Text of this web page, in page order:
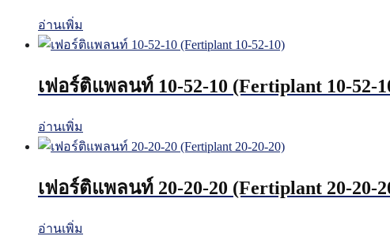
อ่านเพิ่ม
เฟอร์ติแพลนท์ 10-52-10 (Fertiplant 10-52-
อ่านเพิ่ม
เฟอร์ติแพลนท์ 20-20-20 (Fertiplant 20-20-
อ่านเพิ่ม